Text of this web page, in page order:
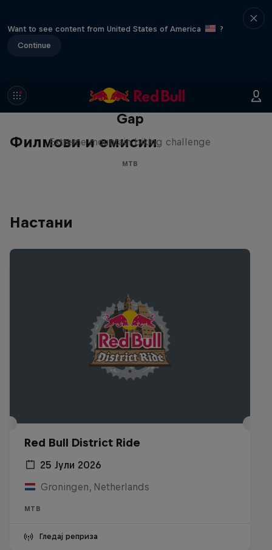
Want to see content from United States of America
?
Continue
Филмови и емисии
Matt Jones: The Impossible
Gap
Extreme mountain biking challenge
MTB
Настани
Red Bull District Ride
25 Јули 2026
Groningen, Netherlands
MTB
Гледај реприза